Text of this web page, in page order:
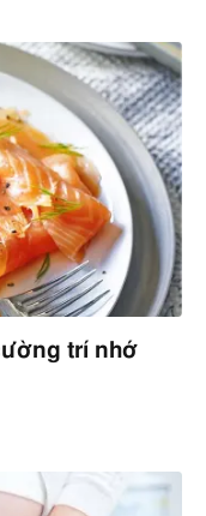
trí nhớ